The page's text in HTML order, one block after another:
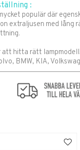
:
populär där
extraljusen med lång
hitta rätt
BMW, KIA,